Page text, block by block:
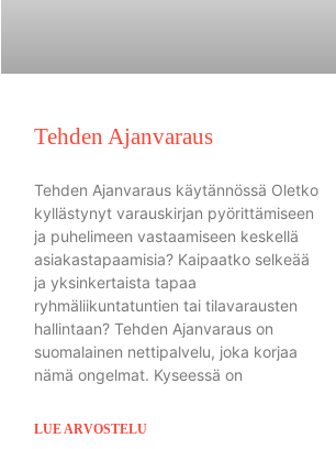
Tehden Ajanvaraus
Tehden Ajanvaraus käytännössä Oletko
kyllästynyt varauskirjan pyörittämiseen
ja puhelimeen vastaamiseen keskellä
asiakastapaamisia? Kaipaatko selkeää
ja yksinkertaista tapaa
ryhmäliikuntatuntien tai tilavarausten
hallintaan? Tehden Ajanvaraus on
suomalainen nettipalvelu, joka korjaa
nämä ongelmat. Kyseessä on
LUE ARVOSTELU